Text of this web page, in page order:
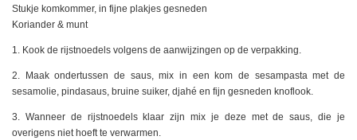
Stukje komkommer, in fijne plakjes gesneden
Koriander & munt
1. Kook de rijstnoedels volgens de aanwijzingen op de verpakking.
2. Maak ondertussen de saus, mix in een kom de sesampasta met de
sesamolie, pindasaus, bruine suiker, djahé en fijn gesneden knoflook.
3. Wanneer de rijstnoedels klaar zijn mix je deze met de saus, die je
overigens niet hoeft te verwarmen.